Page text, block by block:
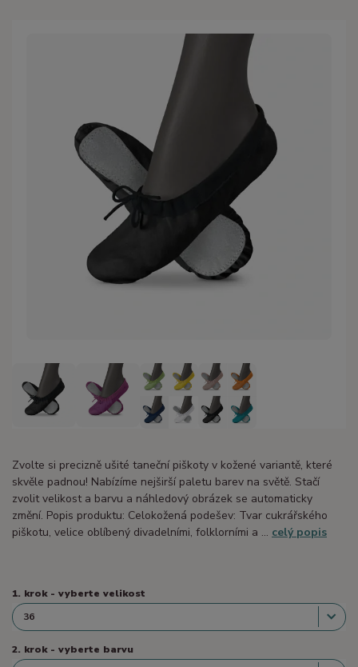
Zvolte si precizně ušité taneční piškoty v kožené variantě, které
skvěle padnou! Nabízíme nejširší paletu barev na světě. Stačí
zvolit velikost a barvu a náhledový obrázek se automaticky
změní. Popis produktu: Celokožená podešev: Tvar cukrářského
piškotu, velice oblíbený divadelními, folklorními a ... celý popis
1. krok - vyberte velikost
2. krok - vyberte barvu